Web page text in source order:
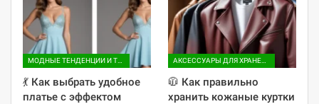
💃 Как выбрать удобное
платье с эффектом
🧥 Как правильно
хранить кожаные куртки